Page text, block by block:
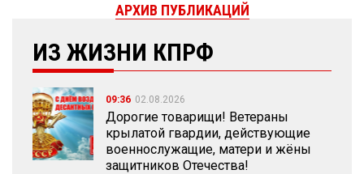
ИЗ ЖИЗНИ КПРФ
09:36 02.08.2026
Дорогие товарищи! Ветераны
крылатой гвардии, действующие
военнослужащие, матери и жёны
защитников Отечества!
АРХИВ ПУБЛИКАЦИЙ